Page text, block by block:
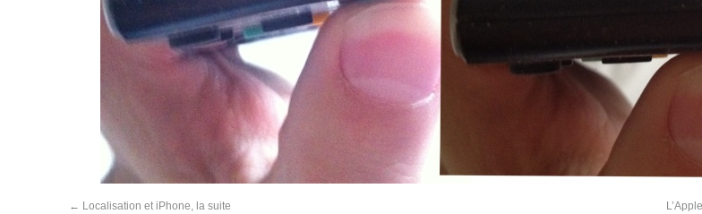
← Localisation et iPhone, la suite